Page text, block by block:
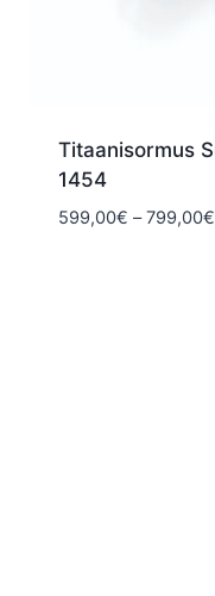
Titaanisormus
1454
599,00€ – 799,00€